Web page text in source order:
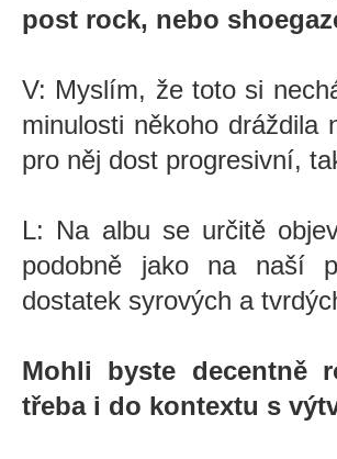
post rock, nebo
V: Myslím, že toto si
minulosti někoho dráždila
pro něj dost progresivní,
L: Na albu se určitě
podobně jako na naší
dostatek syrových a
Mohli byste decentně
třeba i do kontextu s